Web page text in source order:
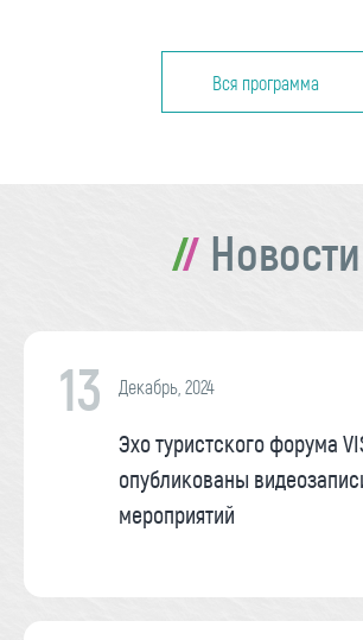
Вся программа
Новости
13 Декабрь, 2024
Эхо туристского форума
опубликованы
мероприятий